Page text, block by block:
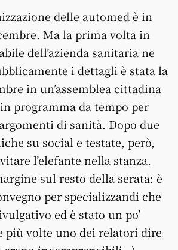
delle automed è in
Ma la prima volta in
dell’azienda sanitaria ne
i dettagli è stata la
in un’assemblea cittadina
programma da tempo per
di sanità. Dopo due
su social e testate, però,
l’elefante nella stanza.
sul resto della serata: è
per specializzandi che
ed è stato un po’
più volte uno dei relatori dire